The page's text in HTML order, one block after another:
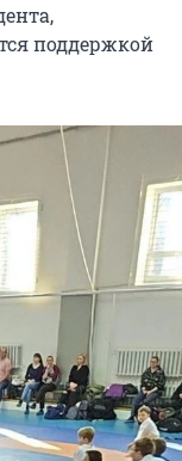
поддержкой